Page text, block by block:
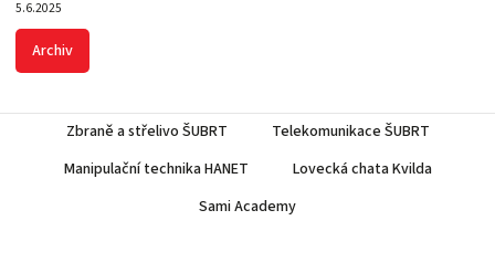
5.6.2025
Archiv
Zbraně a střelivo ŠUBRT
Telekomunikace ŠUBRT
Manipulační technika HANET
Lovecká chata Kvilda
Sami Academy